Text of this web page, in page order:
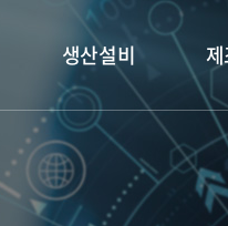
생산설비
Fine Blanking
Brake